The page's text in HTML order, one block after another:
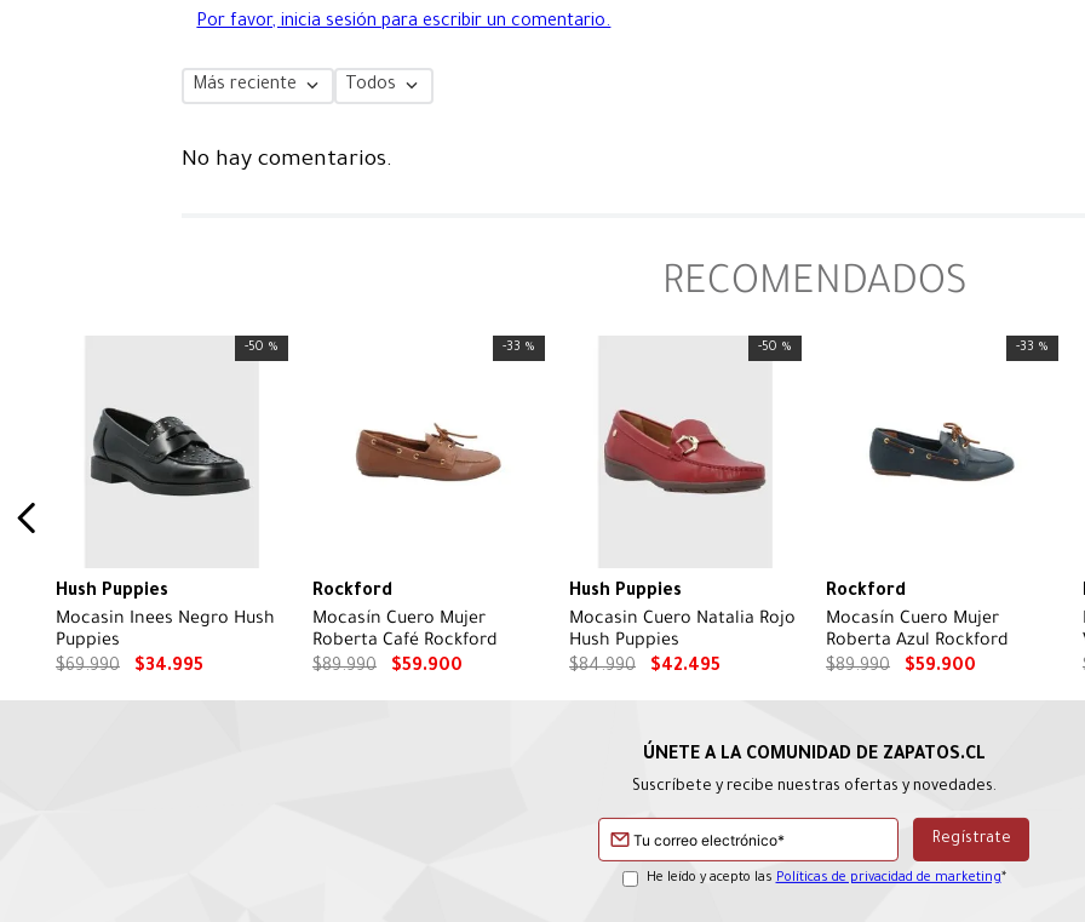
Por favor, inicia sesión para escribir un comentario.
Más reciente Todos
No hay comentarios.
RECOMENDADOS
-50 %
Hush Puppies
Mocasin Inees Negro Hush
Puppies
$69.990 $34.995
-33 %
Rockford
Mocasín Cuero Mujer
Roberta Café Rockford
$89.990 $59.900
-50 %
Hush Puppies
Mocasin Cuero Natalia Rojo
Hush Puppies
$84.990 $42.495
-33 %
Rockford
Mocasín Cuero Mujer
Roberta Azul Rockford
$89.990 $59.900
Suscríbete y recibe nuestras ofertas y novedades.
He leído y acepto las Políticas de privacidad de marketing*